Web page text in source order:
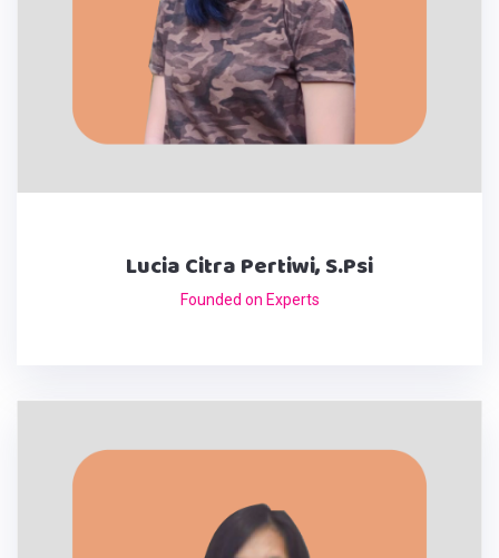
Lucia Citra Pertiwi, S.Psi
Founded on Experts